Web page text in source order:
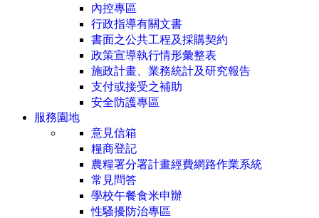
內控專區
行政指導有關文書
書面之公共工程及採購契約
政策宣導執行情形彙整表
施政計畫、業務統計及研究報告
支付或接受之補助
安全防護專區
服務園地
意見信箱
糧商登記
農糧署分署計畫經費網路作業系統
常見問答
學校午餐食米申辦
性騷擾防治專區